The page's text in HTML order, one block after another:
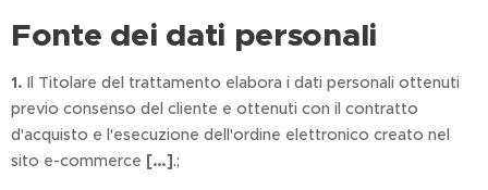
Fonte dei dati personali
1. Il Titolare del trattamento elabora i dati personali ottenuti
previo consenso del cliente e ottenuti con il contratto
d'acquisto e l'esecuzione dell'ordine elettronico creato nel
sito e-commerce […].;